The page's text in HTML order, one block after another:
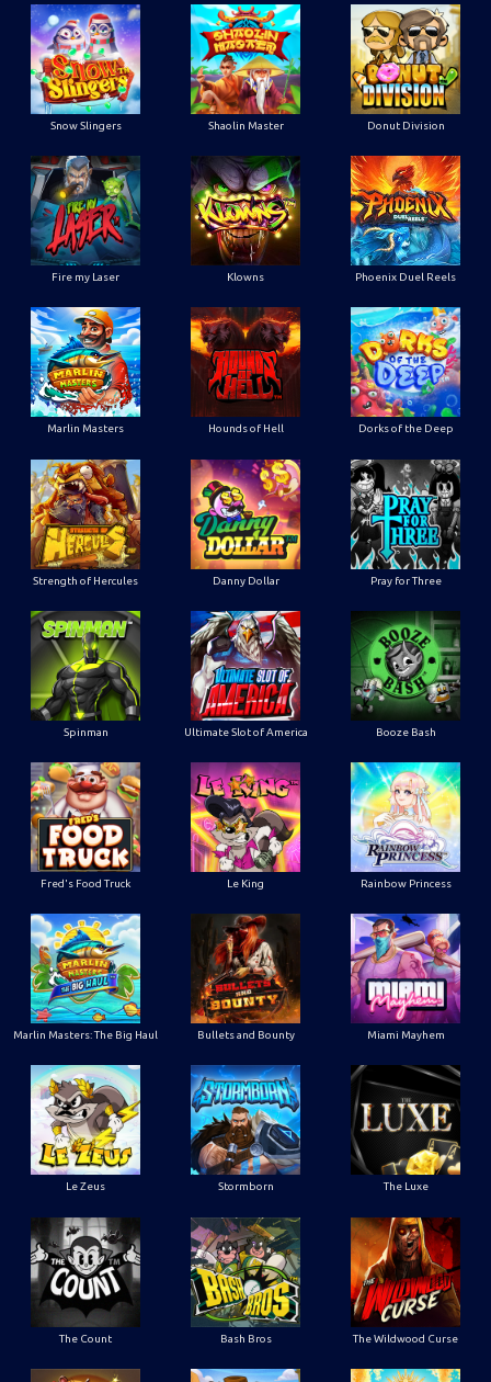
Snow Slingers Shaolin Master Donut Division
Fire my Laser Klowns Phoenix Duel Reels
Marlin Masters Hounds of Hell Dorks of the Deep
Strength of Hercules Danny Dollar Pray for Three
Spinman Ultimate Slot of America Booze Bash
Fred's Food Truck Le King Rainbow Princess
Marlin Masters: The Big Haul Bullets and Bounty Miami Mayhem
Le Zeus Stormborn The Luxe
The Count Bash Bros The Wildwood Curse